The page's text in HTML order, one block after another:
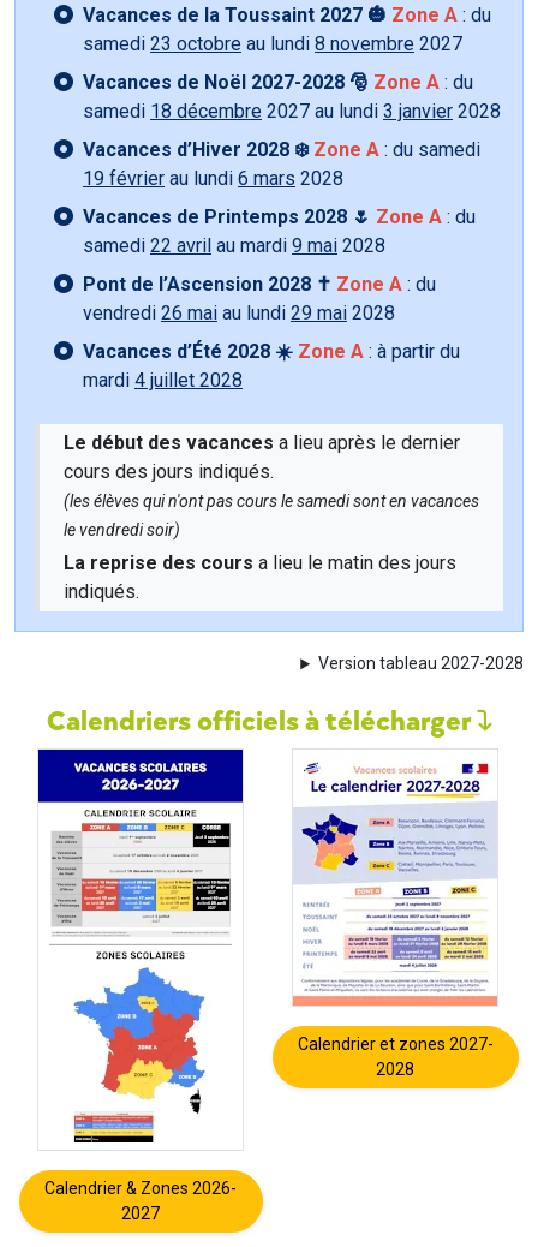
Vacances de la Toussaint 2027 🎃 Zone A : du
samedi 23 octobre au lundi 8 novembre 2027
Vacances de Noël 2027-2028 🎅 Zone A : du
samedi 18 décembre 2027 au lundi 3 janvier 2028
Vacances d’Hiver 2028 ❄️ Zone A : du samedi
19 février au lundi 6 mars 2028
Vacances de Printemps 2028 🌷 Zone A : du
samedi 22 avril au mardi 9 mai 2028
Pont de l’Ascension 2028 ✝️ Zone A : du
vendredi 26 mai au lundi 29 mai 2028
Vacances d’Été 2028 ☀️ Zone A : à partir du
mardi 4 juillet 2028
Le début des vacances a lieu après le dernier
cours des jours indiqués.
(les élèves qui n'ont pas cours le samedi sont en vacances
le vendredi soir)
La reprise des cours a lieu le matin des jours
indiqués.
Version tableau 2027-2028
Calendriers officiels à télécharger
Calendrier & Zones 2026-
2027
Calendrier et zones 2027-
2028